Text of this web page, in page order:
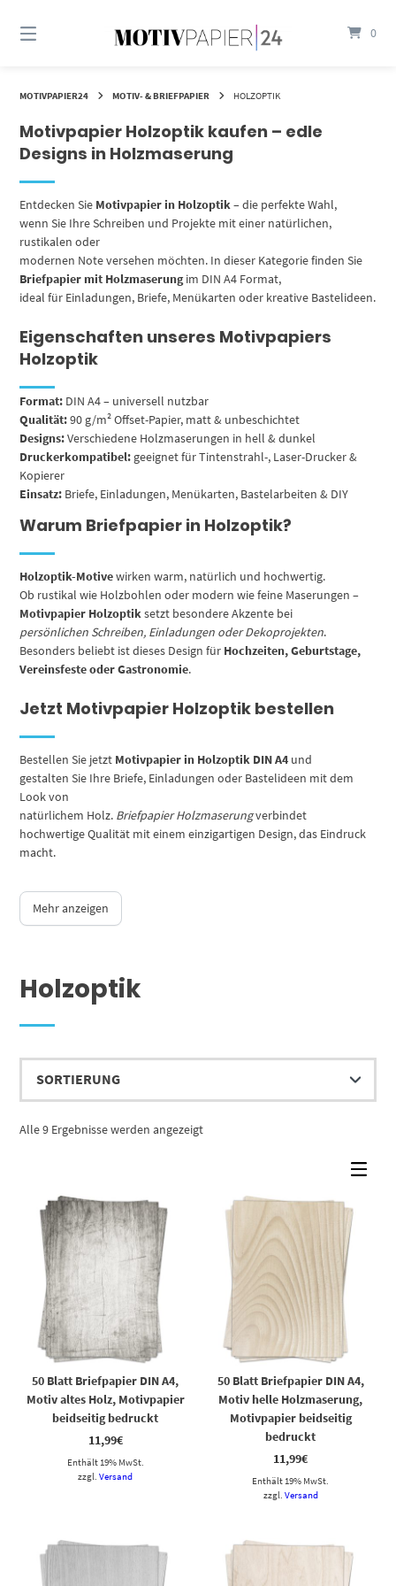
zum
0
MOTIVPAPIER24 MOTIV- & BRIEFPAPIER HOLZOPTIK
Holzoptik
Motivpapier Holzoptik kaufen – edle
Designs in Holzmaserung
Entdecken Sie Motivpapier in Holzoptik– die perfekte Wahl,
wenn Sie Ihre Schreiben und Projekte mit einer natürlichen,
rustikalen oder
modernen Note versehen möchten. In dieser Kategorie finden Sie
Briefpapier mit Holzmaserungim DIN A4 Format,
ideal für Einladungen, Briefe, Menükarten oder kreative Bastelideen.
Eigenschaften unseres Motivpapiers
Holzoptik
Format: DIN A4 – universell nutzbar
Qualität:90 g/m² Offset-Papier, matt & unbeschichtet
Designs:Verschiedene Holzmaserungen in hell & dunkel
Druckerkompatibel: geeignet für Tintenstrahl-, Laser-Drucker &
Kopierer
Einsatz: Briefe, Einladungen, Menükarten, Bastelarbeiten & DIY
Warum Briefpapier in Holzoptik?
Holzoptik-Motivewirken warm, natürlich und hochwertig.
Ob rustikal wie Holzbohlen oder modern wie feine Maserungen –
Motivpapier Holzoptiksetzt besondere Akzente bei
persönlichen Schreiben, Einladungen oder Dekoprojekten.
Besonders beliebt ist dieses Design für Hochzeiten, Geburtstage,
Vereinsfeste oder Gastronomie.
Jetzt Motivpapier Holzoptik bestellen
Bestellen Sie jetzt Motivpapier in Holzoptik DIN A4 und
gestalten Sie Ihre Briefe, Einladungen oder Bastelideen mit dem
Look von
natürlichem Holz. Briefpapier Holzmaserungverbindet
hochwertige Qualität mit einem einzigartigen Design, das Eindruck
macht.
Mehr anzeigen
Alle 9 Ergebnisse werden angezeigt
50 Blatt Briefpapier DIN A4,
Motiv altes Holz, Motivpapier
beidseitig bedruckt
11,99€
Enthält 19% MwSt.
zzgl.Versand
50 Blatt Briefpapier DIN A4,
Motiv helle Holzmaserung,
Motivpapier beidseitig
bedruckt
11,99€
Enthält 19% MwSt.
zzgl. Versand